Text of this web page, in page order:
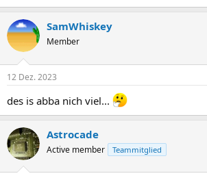
SamWhiskey
Member
12 Dez. 2023
des is abba nich viel...
Astrocade
Active member Teammitglied